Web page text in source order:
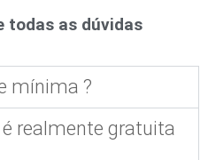
todas as dúvidas
mínima ?
realmente gratuita